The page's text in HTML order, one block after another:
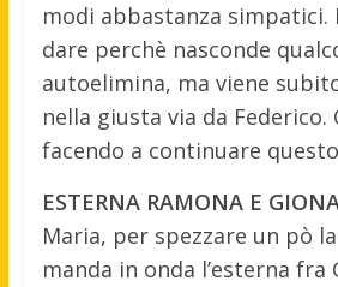
modi abbastanza simpatici.
dare perchè nasconde
autoelimina, ma viene
nella giusta via da Federico.
facendo a continuare
ESTERNA RAMONA E
Maria, per spezzare un pò
manda in onda l’esterna fra